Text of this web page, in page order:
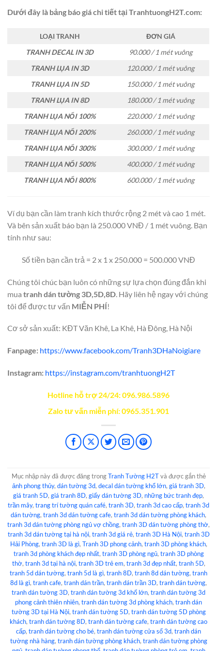
Dưới đây là bảng báo giá chi tiết tại TranhtuongH2T.com:
LOẠI TRANH
ĐƠN GIÁ
TRANH DECAL IN 3D
90.000 / 1 mét vuông
TRANH LỤA IN 3D
120.000 / 1 mét vuông
TRANH LỤA IN 5D
150.000 / 1 mét vuông
TRANH LỤA IN 8D
180.000 / 1 mét vuông
TRANH LỤA NỔI 100%
220.000 / 1 mét vuông
TRANH LỤA NỔI 200%
260.000 / 1 mét vuông
TRANH LỤA NỔI 300%
300.000 / 1 mét vuông
TRANH LỤA NỔI 500%
400.000 / 1 mét vuông
TRANH LỤA NỔI 800%
600.000 / 1 mét vuông
Ví dụ bạn cần làm tranh kích thước rộng 2 mét và cao 1 mét.
Và bên sản xuất báo bạn là 250.000 VNĐ / 1 mét vuông. Bạn
tính như sau:
Số tiền bạn cần trả = 2 x 1 x 250.000 = 500.000 VNĐ
Chúng tôi chúc bạn luôn có những sự lựa chọn đúng đắn khi
mua tranh dán tường 3D,5D,8D . Hãy liên hệ ngay với chúng
tôi để được tư vấn MIỄN PHÍ!
Cơ sở sản xuất: KĐT Văn Khê, La Khê, Hà Đông, Hà Nội
Fanpage: https://www.facebook.com/Tranh3DHaNoigiare
Instagram: https://instagram.com/tranhtuongH2T
Hotline hỗ trợ 24/24: 096.986.5896
Zalo tư vấn miễn phí: 0965.351.901
Mục nhập này đã được đăng trongTranh Tường H2Tvà được gắn thẻ
ảnh phong thủy, dán tường 3d, decal dán tường khổ lớn, giá tranh 3D,
giá tranh 5D, giá tranh 8D, giấy dán tường 3D, những bức tranh đẹp,
trần mây, trang trí tường quán café, tranh 3D, tranh 3d cao cấp, tranh 3d
dán tường, tranh 3d dán tường cafe, tranh 3d dán tường phòng khách,
tranh 3d dán tường phòng ngủ vợ chồng, tranh 3D dán tường phòng thờ,
tranh 3d dán tường tại hà nội, tranh 3d giá rẻ, tranh 3D Hà Nội, tranh 3D
Hải Phòng, tranh 3D là gì, Tranh 3D phong cảnh, tranh 3D phòng khách,
tranh 3d phòng khách đẹp nhất, tranh 3D phòng ngủ, tranh 3D phòng
thờ, tranh 3d tại hà nội, tranh 3D trẻ em, tranh 3d đẹp nhất, tranh 5D,
tranh 5d dán tường, tranh 5d là gì, tranh 8D, tranh 8d dán tường, tranh
8d là gì, tranh cafe, tranh dán trần, tranh dán trần 3D, tranh dán tường,
tranh dán tường 3D, tranh dán tường 3d khổ lớn, tranh dán tường 3d
phong cảnh thiên nhiên, tranh dán tường 3d phòng khách, tranh dán
tường 3D tại Hà Nội, tranh dán tường 5D, tranh dán tường 5D phòng
khách, tranh dán tường 8D, tranh dán tường cafe, tranh dán tường cao
cấp, tranh dán tường cho bé, tranh dán tường cửa sổ 3d, tranh dán
tường nhà hàng, tranh dán tường phòng khách, tranh dán tường phòng